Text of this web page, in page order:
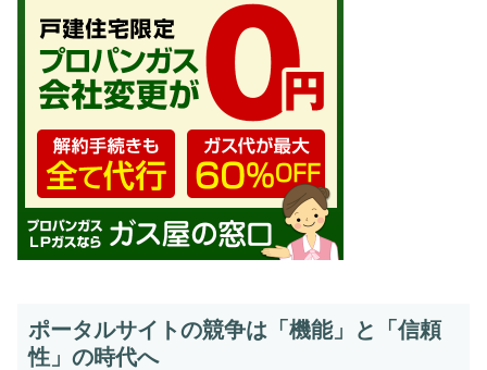
ポータルサイトの競争は「機能」と「信頼
性」の時代へ